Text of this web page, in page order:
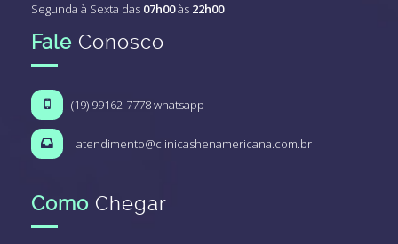
Segunda à Sexta das 07h00às 22h00
Fale Conosco
(19) 99162-7778 whatsapp
atendimento@clinicashenamericana.com.br
Como Chegar